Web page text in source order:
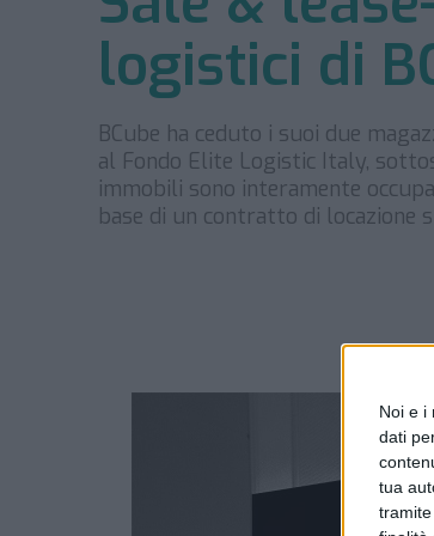
Noi e i
dati
tua
logistici di
BCube ha ceduto i suoi due
al Fondo Elite Logistic Italy,
immobili sono interamente
base di un contratto di locazione